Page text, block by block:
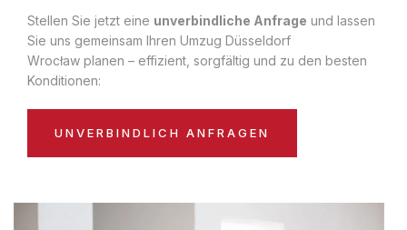
Stellen Sie jetzt eine unverbindliche Anfrage und lassen
Sie uns gemeinsam Ihren Umzug Düsseldorf
Wrocław planen – effizient, sorgfältig und zu den besten
Konditionen:
UNVERBINDLICH ANFRAGEN